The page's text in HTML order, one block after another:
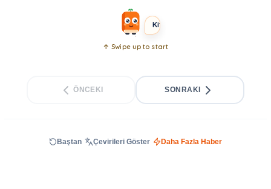
Kitabı aç
SHORT
↑ Swipe up to start
ÖNCEKI SONRAKI
Baştan Çevirileri Göster Daha Fazla Haber